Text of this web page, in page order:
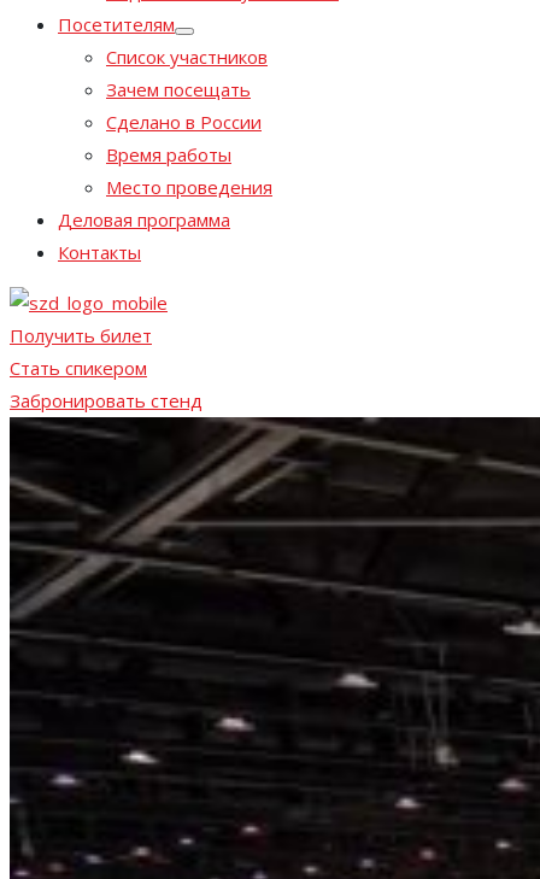
Посетителям
Список участников
Зачем посещать
Сделано в России
Время работы
Место проведения
Деловая программа
Контакты
Получить билет
Стать спикером
Забронировать стенд